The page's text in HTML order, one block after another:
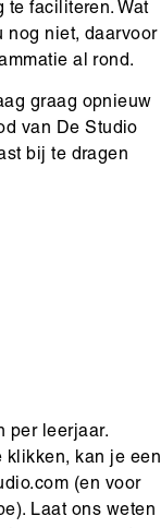
te faciliteren. Wat
nog niet, daarvoor
al rond.
graag opnieuw
van De Studio
bij te dragen
per leerjaar.
klikken, kan je een
(en voor
Laat ons weten